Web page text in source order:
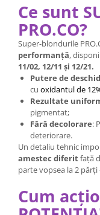
Ce sunt
PRO.CO?
Super-blondurile
performanță,
11/02, 12/11 și 12/21.
Putere de
cu oxidantul de
Rezultate
pigmentat;
Fără decolorare:
deteriorare.
Un detaliu tehnic
amestec diferitfață
parte vopsea la 2 părți
Cum